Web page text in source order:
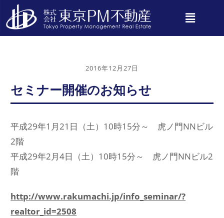
2016年12月27日
セミナー開催のお知らせ
平成29年1月21日（土）10時15分～ 虎ノ門NNビル
2階
平成29年2月4日（土）10時15分～ 虎ノ門NNビル2
階
http://www.rakumachi.jp/info_seminar/?
realtor_id=2508